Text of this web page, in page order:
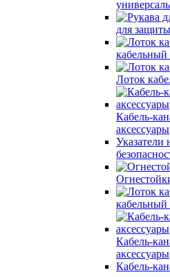
для
кабельный
Лоток
Кабель-
аксессуары
Указатели
Кабель-
аксессуары
Кабель-